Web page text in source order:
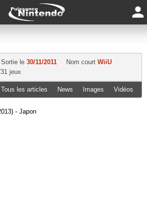
Sortie le 30/11/2011 Nom court WiiU
jeux
Tous les articles News Images Vidéos
- Japon